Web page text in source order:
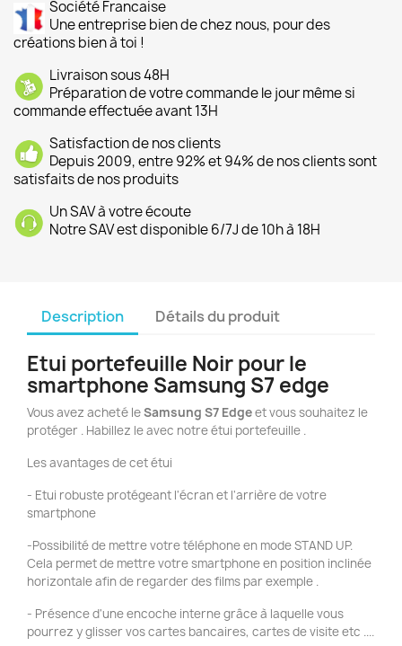
Société Francaise
Une entreprise bien de chez nous, pour des
créations bien à toi !
Livraison sous 48H
Préparation de votre commande le jour même si
commande effectuée avant 13H
Satisfaction de nos clients
Depuis 2009, entre 92% et 94% de nos clients sont
satisfaits de nos produits
Un SAV à votre écoute
Notre SAV est disponible 6/7J de 10h à 18H
Description Détails du produit
Etui portefeuille Noir pour le
smartphone Samsung S7 edge
Vous avez acheté leSamsung S7 Edgeet vous souhaitez le
protéger . Habillez le avec notre étui portefeuille .
Les avantages de cet étui
- Etui robuste protégeant l'écran et l'arrière de votre
smartphone
-Possibilité de mettre votre téléphone en mode STAND UP.
Cela permet de mettre votre smartphone en position inclinée
horizontale afin de regarder des films par exemple .
- Présence d'une encoche interne grâce à laquelle vous
pourrez y glisser vos cartes bancaires, cartes de visite etc ....